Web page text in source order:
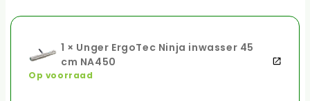
1 × Unger ErgoTec Ninja inwasser 45
cm NA450
Op voorraad